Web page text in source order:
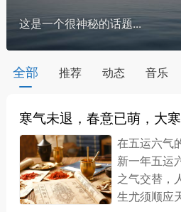
节气气象
这是一个很神秘的话题...
全部 推荐 动态 音乐
寒气未退，春意已萌，大
在五运六气
新一年五运
之气交替，
生尤须顺应